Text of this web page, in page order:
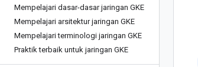
Mempelajari dasar-dasar jaringan GKE
Mempelajari arsitektur jaringan GKE
Mempelajari terminologi jaringan GKE
Praktik terbaik untuk jaringan GKE